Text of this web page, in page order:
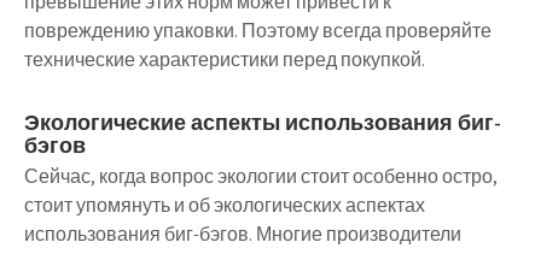
повреждению упаковки. Поэтому всегда проверяйте
технические характеристики перед покупкой.
Экологические аспекты использования биг-
бэгов
Сейчас, когда вопрос экологии стоит особенно остро,
стоит упомянуть и об экологических аспектах
использования биг-бэгов. Многие производители